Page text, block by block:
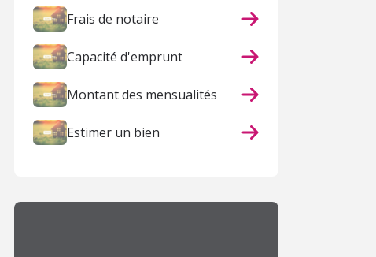
Frais de notaire
Capacité d'emprunt
Montant des mensualités
Estimer un bien